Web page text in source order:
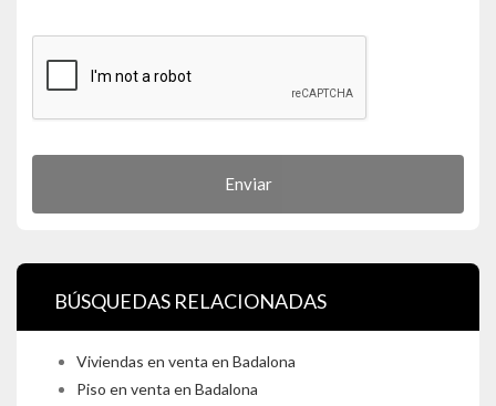
Enviar
BÚSQUEDAS RELACIONADAS
Viviendas en venta en Badalona
Piso en venta en Badalona